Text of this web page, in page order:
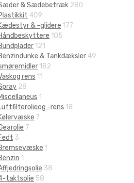
& Sædebetræk 280
409
& -glidere 177
105
121
& Tankdæksler 49
182
rens 11
28
1
-rens 18
7
7
3
1
1
38
taktsolie 58